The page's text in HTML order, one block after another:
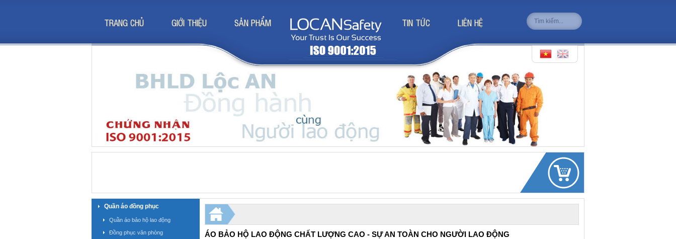
TRANG CHỦ GIỚI THIỆU SẢN PHẨM TIN TỨC LIÊN HỆ
ÁO BẢO HỘ LAO ĐỘNG CHẤT LƯỢNG CAO - SỰ AN TOÀN CHO NGƯỜI LAO ĐỘNG
Quần áo đồng phục
Quần áo bảo hộ lao động
Đồng phục văn phòng